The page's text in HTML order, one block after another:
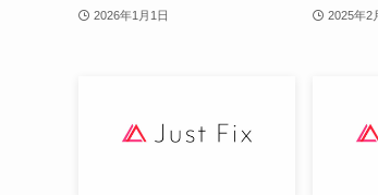
2026年1月1日 2025年2